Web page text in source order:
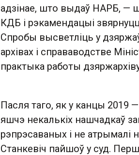
адзінае, што выдаў НАРБ, —
КДБ і рэкамендацыі
Спробы высветліць у
архівах і справаводстве
практыка работы
Пасля таго, як у канцы 2019 —
яшчэ некалькіх нашчадкаў
рэпрэсаваных і не атрымалі
Станкевіч пайшоў у суд.